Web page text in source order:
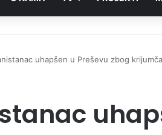
uhapšen u Preševu zbog